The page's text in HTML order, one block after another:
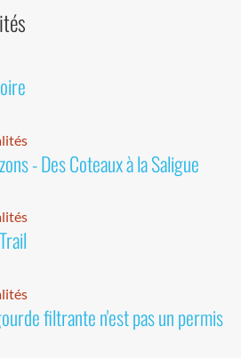
- Des Coteaux à la Saligue
filtrante n'est pas un permis